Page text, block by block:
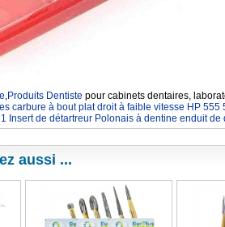
,Produits Dentiste pour cabinets dentaires,
carbure à bout plat droit à faible vitesse HP 555
Insert de détartreur Polonais à dentine enduit
aussi ...